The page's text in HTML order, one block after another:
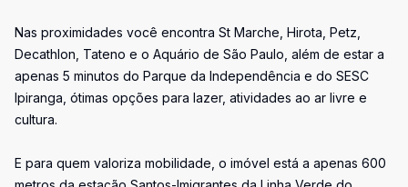
Nas proximidades você encontra St Marche, Hirota, Petz,
Decathlon, Tateno e o Aquário de São Paulo, além de estar a
apenas 5 minutos do Parque da Independência e do SESC
Ipiranga, ótimas opções para lazer, atividades ao ar livre e
cultura.
E para quem valoriza mobilidade, o imóvel está a apenas 600